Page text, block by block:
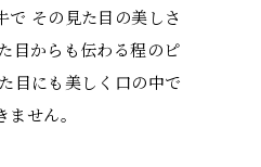
その見た目の美しさ
目からも伝わる程のピ
目にも美しく口の中で
せん。